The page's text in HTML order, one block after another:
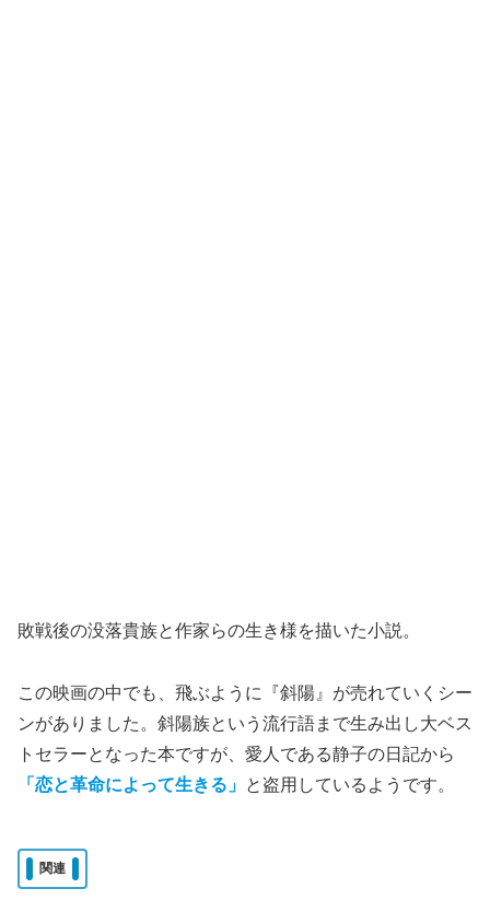
敗戦後の没落貴族と作家らの生き様を描いた小説。
この映画の中でも、飛ぶように『斜陽』が売れていくシー
ンがありました。斜陽族という流行語まで生み出し大ベス
トセラーとなった本ですが、愛人である静子の日記から
「恋と革命によって生きる」 と盗用しているようです。
関連